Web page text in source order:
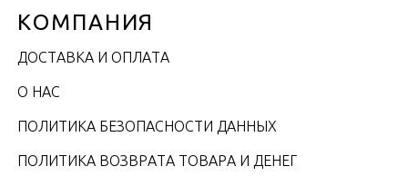
КОМПАНИЯ
ДОСТАВКА И ОПЛАТА
О НАС
ПОЛИТИКА БЕЗОПАСНОСТИ ДАННЫХ
ПОЛИТИКА ВОЗВРАТА ТОВАРА И ДЕНЕГ